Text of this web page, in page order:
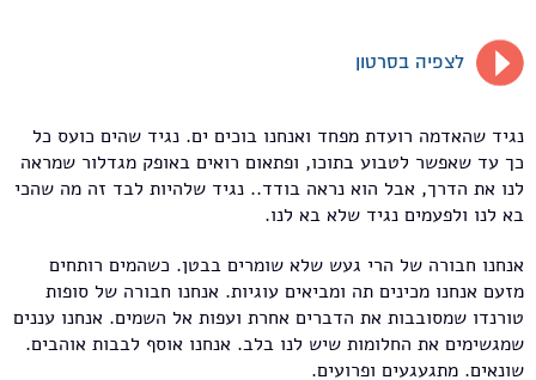
לצפיה בסרטון
נגיד שהאדמה רועדת מפחד ואנחנו בוכים ים. נגיד שהים כועס כל
כך עד שאפשר לטבוע בתוכו, ופתאום רואים באופק מגדלור שמראה
לנו את הדרך, אבל הוא נראה בודד.. נגיד שלהיות לבד זה מה שהכי
בא לנו ולפעמים נגיד שלא בא לנו.
אנחנו חבורה של הרי געש שלא שומרים בבטן. כשהמים רותחים
מזעם אנחנו מכינים תה ומביאים עוגיות. אנחנו חבורה של סופות
טורנדו שמסובבות את הדברים אחרת ועפות אל השמים. אנחנו עננים
שמגשימים את החלומות שיש לנו בלב. אנחנו אוסף לבבות אוהבים.
שונאים. מתגעגעים ופרועים.